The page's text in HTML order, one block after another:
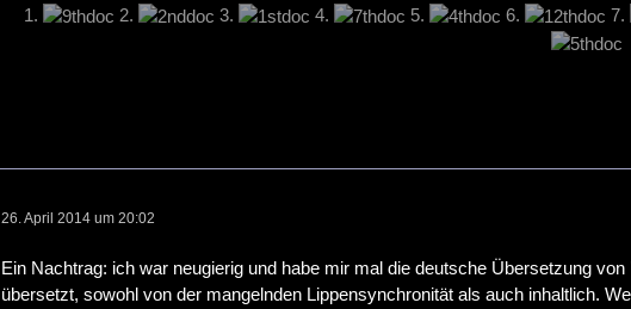
1. 2. 3. 4. 5. 6. 7.
26. April 2014 um 20:02
Ein Nachtrag: ich war neugierig und habe mir mal die deutsche Übersetzung von
übersetzt, sowohl von der mangelnden Lippensynchronität als auch inhaltlich.